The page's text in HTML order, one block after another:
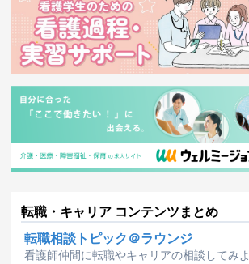
転職・キャリア コンテンツまとめ
転職相談トピック＠ラウンジ
看護師仲間に転職やキャリアの相談してみよ